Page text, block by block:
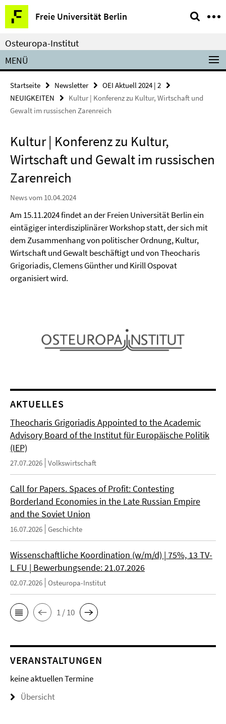
Springe
direkt
zu
Inhalt
Freie Universität Berlin
Service-
Navigation
Osteuropa-Institut
MENÜ
Startseite Newsletter
OEI Aktuell 2024 | 2
NEUIGKEITEN
Kultur | Konferenz zu Kultur, Wirtschaft und
Gewalt im russischen Zarenreich
Kultur | Konferenz zu Kultur,
Wirtschaft und Gewalt im russischen
Zarenreich
News vom 10.04.2024
Am 15.11.2024 findet an der Freien Universität Berlin ein
eintägiger interdisziplinärer Workshop statt, der sich mit
dem Zusammenhang von politischer Ordnung, Kultur,
Wirtschaft und Gewalt beschäftigt und von Theocharis
Grigoriadis, Clemens Günther und Kirill Ospovat
organisiert wird.
AKTUELLES
Theocharis Grigoriadis Appointed to the Academic
Advisory Board of the Institut für Europäische Politik
(IEP)
27.07.2026 Volkswirtschaft
Call for Papers. Spaces of Profit: Contesting
Borderland Economies in the Late Russian Empire
and the Soviet Union
16.07.2026 Geschichte
Wissenschaftliche Koordination (w/m/d) | 75%, 13 TV-
L FU | Bewerbungsende: 21.07.2026
02.07.2026 Osteuropa-Institut
1 / 10
VERANSTALTUNGEN
keine aktuellen Termine
Übersicht